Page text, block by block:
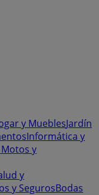
y MueblesJardín
Informática y
y
y
y SegurosBodas